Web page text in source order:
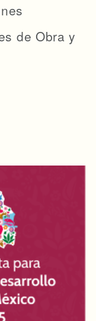
de Obra y